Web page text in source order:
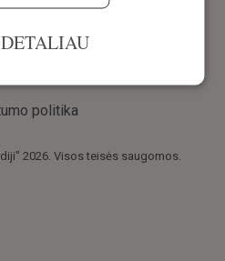
2026. Visos teisės saugomos.
politika